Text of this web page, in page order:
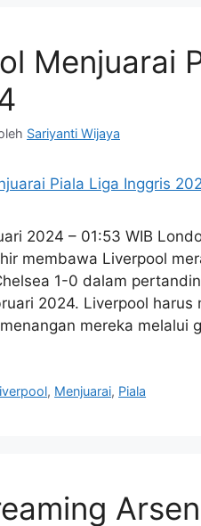
Menjuarai
Sariyanti Wijaya
2024 – 01:53 WIB
membawa Liverpool
1-0 dalam
2024. Liverpool
mereka melalui
, Menjuarai, Piala